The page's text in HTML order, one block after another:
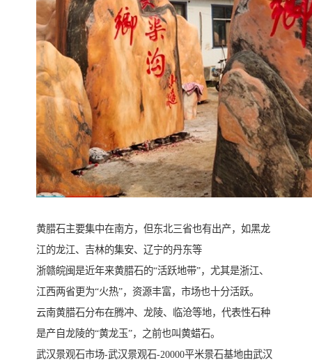
黄腊石主要集中在南方，但东北三省也有出产，如黑龙
江的龙江、吉林的集安、辽宁的丹东等
浙赣皖闽是近年来黄腊石的“活跃地带”，尤其是浙江、
江西两省更为“火热”，资源丰富，市场也十分活跃。
云南黄腊石分布在腾冲、龙陵、临沧等地，代表性石种
是产自龙陵的“黄龙玉”，之前也叫黄蜡石。
武汉景观石市场-武汉景观石-20000平米景石基地由武汉